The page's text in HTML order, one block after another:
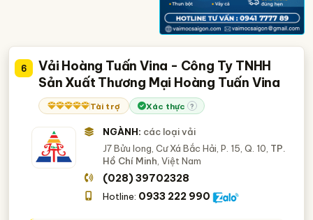
6
Vải Hoàng Tuấn Vina - Công Ty TNHH
Sản Xuất Thương Mại Hoàng Tuấn Vina
Tài trợ Xác thực ?
NGÀNH: các loại vải
J7 Bửu long, Cư Xá Bắc Hải, P. 15, Q. 10, TP.
Hồ Chí Minh , Việt Nam
(028) 39702328
Hotline: 0933 222 990